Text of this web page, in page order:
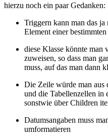
hierzu noch ein paar Gedanken:
Triggern kann man das
Element einer
diese Klasse könnte man
zuweisen, so dass man
muss, auf das man dann
Die Zeile würde man
und die Tabellenzellen in
sonstwie über Children
Datumsangaben muss
umformatieren